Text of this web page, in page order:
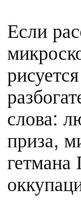
Если
слова:
приза,
гетмана